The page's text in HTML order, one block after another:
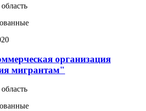
организация
мигрантам"